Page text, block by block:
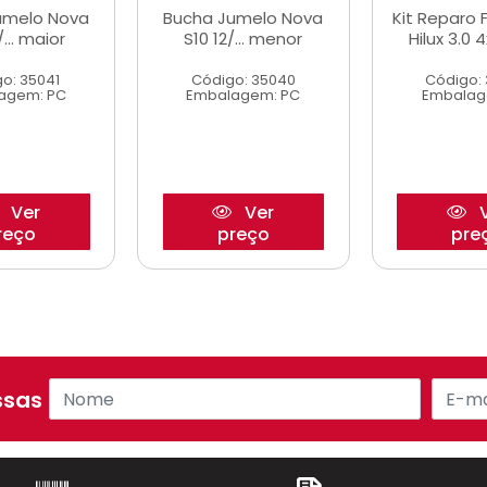
Nova
... maior
35041
PC
Ver
Bucha Jumelo Nova
S10 12/... menor
Código: 35040
Embalagem: PC
Ver
preço
Kit Reparo
Hilux 3.0
Código:
ofertas!